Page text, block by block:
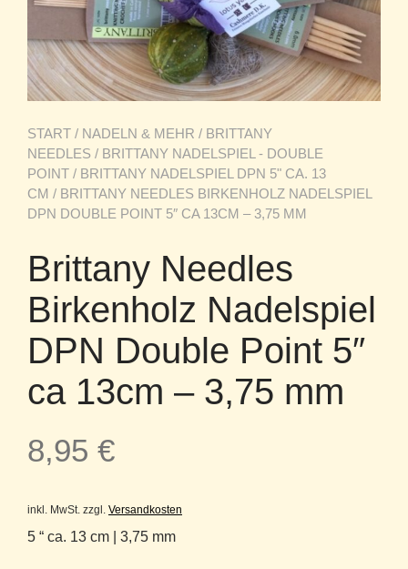
START / NADELN & MEHR / BRITTANY
NEEDLES / BRITTANY NADELSPIEL - DOUBLE
POINT / BRITTANY NADELSPIEL DPN 5" CA. 13
CM / BRITTANY NEEDLES BIRKENHOLZ NADELSPIEL
DPN DOUBLE POINT 5″ CA 13CM – 3,75 MM
Brittany Needles
Birkenholz Nadelspiel
DPN Double Point 5″
ca 13cm – 3,75 mm
8,95 €
inkl. MwSt. zzgl. Versandkosten
5 “ ca. 13 cm | 3,75 mm